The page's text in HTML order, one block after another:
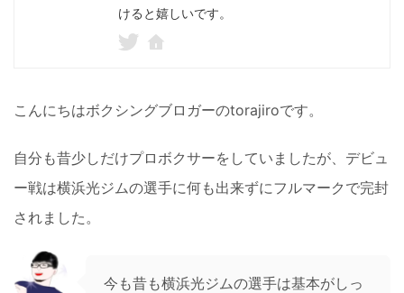
けると嬉しいです。
こんにちはボクシングブロガーのtorajiroです。
自分も昔少しだけプロボクサーをしていましたが、デビュ
ー戦は横浜光ジムの選手に何も出来ずにフルマークで完封
されました。
今も昔も横浜光ジムの選手は基本がしっ